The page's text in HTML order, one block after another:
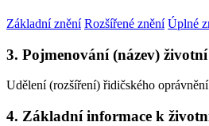
Základní znění Rozšířené znění Úplné
3. Pojmenování (název) životní
Udělení (rozšíření) řidičského oprávnění
4. Základní informace k